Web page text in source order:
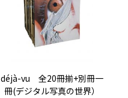
déjà-vu 全20冊揃+別冊一
冊(デジタル写真の世界）